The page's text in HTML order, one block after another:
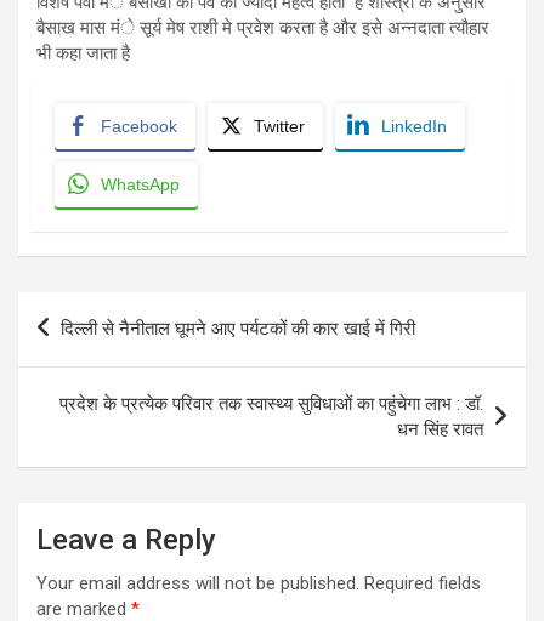
बैसाख मास मंे सूर्य मेष राशी मे प्रवेश करता है और इसे अन्नदाता त्यौहार
भी कहा जाता है
Facebook Twitter LinkedIn
WhatsApp
Post
दिल्ली से नैनीताल घूमने आए पर्यटकों की कार खाई में गिरी
प्रदेश के प्रत्येक परिवार तक स्वास्थ्य सुविधाओं का पहुंचेगा लाभ : डॉ.
धन सिंह रावत
Leave a Reply
Your email address will not be published. Required fields
are marked *